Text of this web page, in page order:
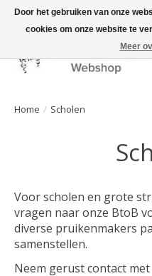
Mooi werk, snelle levering!
Home / Scholen
Voor scholen en grote
vragen naar onze BtoB
diverse pruikenmakers
samenstellen.
Neem gerust contact met
Door het gebruiken van onze
cookies om onze website te
Meer